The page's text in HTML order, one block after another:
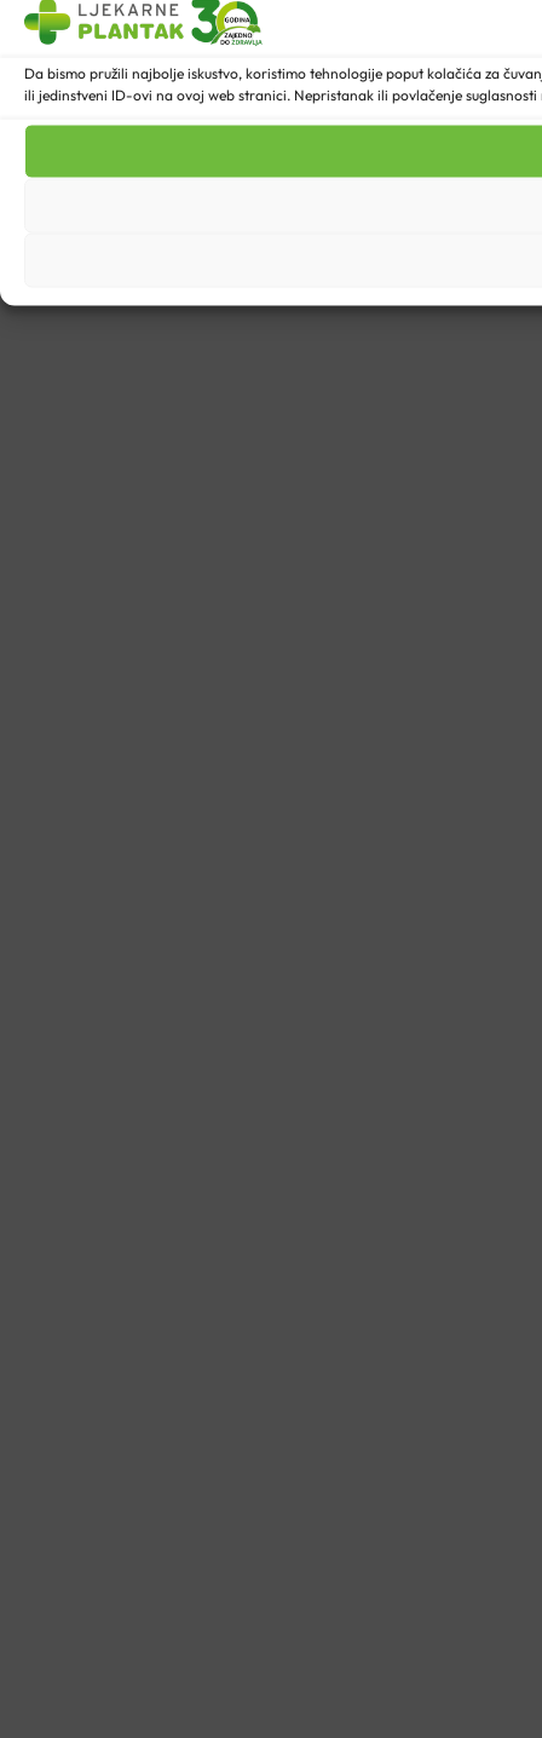
Da bismo pružili najbolje iskustvo, koristimo tehnologije poput kolačića za
ili jedinstveni ID-ovi na ovoj web stranici. Nepristanak ili povlačenje